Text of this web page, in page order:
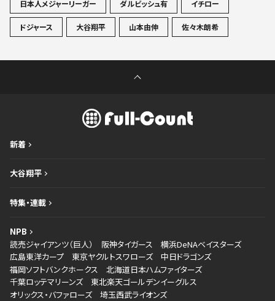
日本人メジャーリーガー
ダルビッシュ有 イチロー
ドジャース 大谷翔平 山本由伸 佐々木朗希
新着
大谷翔平
特集・連載
NPB
読売ジャイアンツ（巨人）
阪神タイガース
横浜DeNAベイスターズ
広島東洋カープ
東京ヤクルトスワローズ
中日ドラゴンズ
福岡ソフトバンクホークス
北海道日本ハムファイターズ
千葉ロッテマリーンズ
東北楽天ゴールデンイーグルス
オリックス・バファローズ
埼玉西武ライオンズ